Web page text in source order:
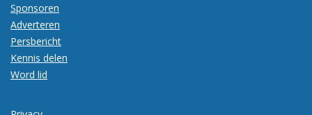
Sponsoren
Adverteren
Persbericht
Kennis delen
Word lid